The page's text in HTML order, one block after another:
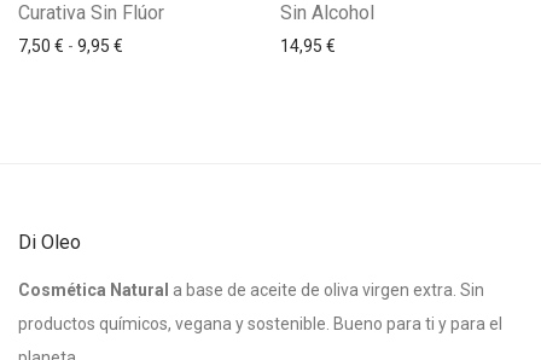
Curativa Sin Flúor
7,50 € - 9,95 €
Sin Alcohol
14,95 €
Di Oleo
Cosmética Natural a base de aceite de oliva virgen extra. Sin
productos químicos, vegana y sostenible. Bueno para ti y para el